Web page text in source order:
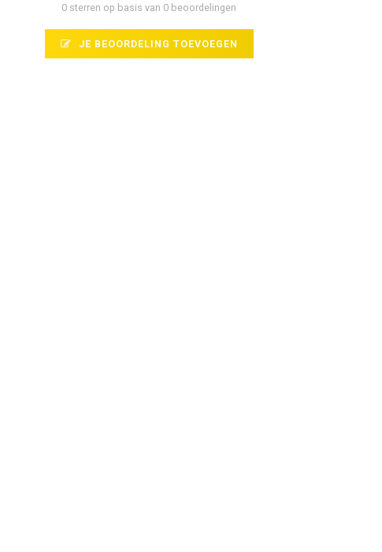
0 sterren op basis van 0 beoordelingen
JE BEOORDELING TOEVOEGEN